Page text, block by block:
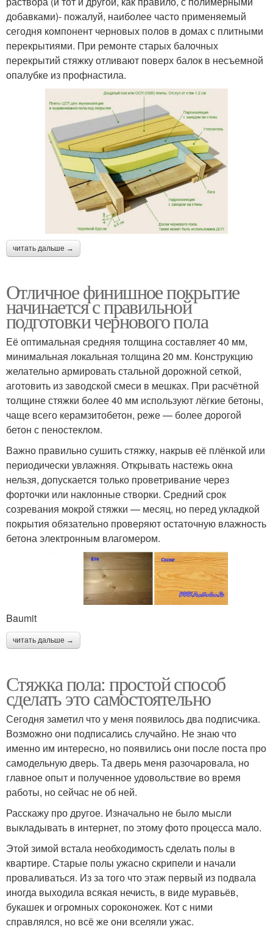
добавками)- пожалуй, наиболее часто применяемый
сегодня компонент черновых полов в домах с плитными
перекрытиями. При ремонте старых балочных
перекрытий стяжку отливают поверх балок в несъемной
опалубке из профнастила.
читать дальше →
Отличное финишное покрытие
начинается с правильной
подготовки чернового пола
Её оптимальная средняя толщина составляет 40 мм,
минимальная локальная толщина 20 мм. Конструкцию
желательно армировать стальной дорожной сеткой,
аготовить из заводской смеси в мешках. При расчётной
толщине стяжки более 40 мм используют лёгкие бетоны,
чаще всего керамзитобетон, реже — более дорогой
бетон с пеностеклом.
Важно правильно сушить стяжку, накрыв её плёнкой или
периодически увлажняя. Открывать настежь окна
нельзя, допускается только проветривание через
форточки или наклонные створки. Средний срок
созревания мокрой стяжки — месяц, но перед укладкой
покрытия обязательно проверяют остаточную влажность
бетона электронным влагомером.
Baumit
читать дальше →
Стяжка пола: простой способ
сделать это самостоятельно
Сегодня заметил что у меня появилось два подписчика.
Возможно они подписались случайно. Не знаю что
именно им интересно, но появились они после поста про
самодельную дверь. Та дверь меня разочаровала, но
главное опыт и полученное удовольствие во время
работы, но сейчас не об ней.
Расскажу про другое. Изначально не было мысли
выкладывать в интернет, по этому фото процесса мало.
Этой зимой встала необходимость сделать полы в
квартире. Старые полы ужасно скрипели и начали
проваливаться. Из за того что этаж первый из подвала
иногда выходила всякая нечисть, в виде муравьёв,
букашек и огромных сороконожек. Кот с ними
справлялся, но всё же они вселяли ужас.